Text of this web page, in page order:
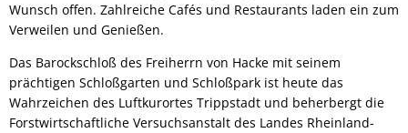
Wunsch offen. Zahlreiche Cafés und Restaurants laden ein zum
Verweilen und Genießen.
Das Barockschloß des Freiherrn von Hacke mit seinem
prächtigen Schloßgarten und Schloßpark ist heute das
Wahrzeichen des Luftkurortes Trippstadt und beherbergt die
Forstwirtschaftliche Versuchsanstalt des Landes Rheinland-